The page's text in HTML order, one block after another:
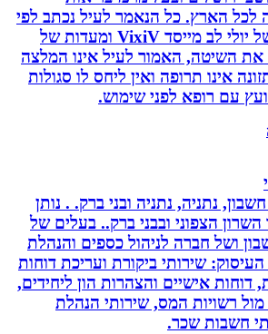
הארץ. כל הנאמר לעיל נכתב לפי
ניסיונו האישי של יולי לב מייסד VixiV ומעדות של
השיטה, האמור לעיל אינו המלצה
אינו תרופה ואין ליחס לו סגולות
עם רופא לפני שימוש.
נתניה, נתניה ובני ברק. . נותן
הצפוני ובבני ברק.. בעלים של
ושל חברה לניהול כספים והנהלת
שירותי ביקורת ועריכת דוחות
אישיים והצהרות הון ליחידים,
רשויות המס, שירותי הנהלת
חשבות שכר.